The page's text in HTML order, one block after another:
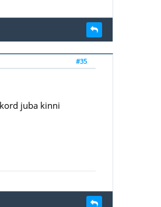
#35
juba kinni